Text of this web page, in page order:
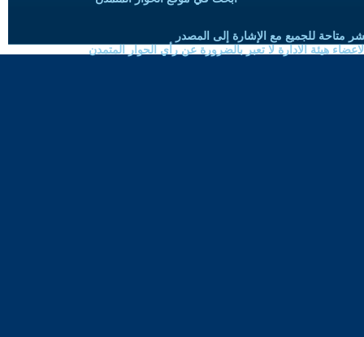
متاحة للجميع مع الإشارة إلى المصدر
هيئة الادارة لا تعبر بالضرورة عن رأي الحوار المتمدن